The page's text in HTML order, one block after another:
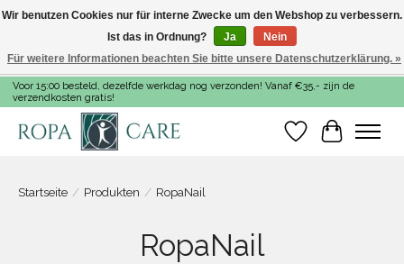
Voor 15:00 besteld, dezelfde werkdag nog verzonden! Vanaf €35,- zijn de
verzendkosten gratis!
Wunschzettel
Ihr
Startseite / Produkten / RopaNail
RopaNail
Wir benutzen Cookies nur für interne Zwecke um den Webshop zu verbessern.
Ist das in Ordnung?
Ja
Nein
Für weitere Informationen beachten Sie bitte unsere Datenschutzerklärung. »